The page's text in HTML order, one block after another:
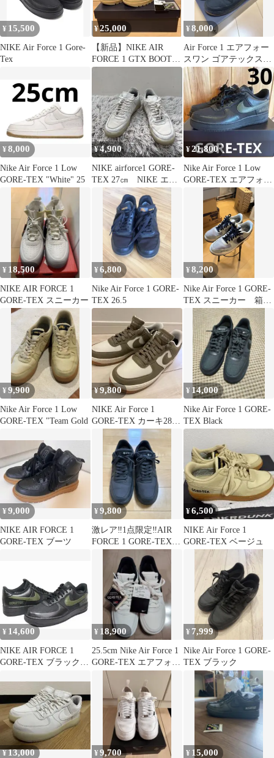
¥ 15,500
NIKE Air Force 1 Gore-
Tex
¥25,000
【新品】NIKE AIR
FORCE 1 GTX BOOT
CT2815 200
¥8,000
Air Force 1 エアフォー
スワン ゴアテックス
27.5
¥8,000
Nike Air Force 1 Low
GORE-TEX "White" 25
¥4,900
NIKE airforce1 GORE-
TEX 27㎝ NIKE エア
フォース1
¥21,800
Nike Air Force 1 Low
GORE-TEX エアフォー
¥ 18,500
NIKE AIR FORCE 1
GORE-TEX スニーカー
¥6,800
Nike Air Force 1 GORE-
TEX 26.5
¥8,200
Nike Air Force 1 GORE-
TEX スニーカー 箱付
¥9,900
Nike Air Force 1 Low
GORE-TEX "Team Gold
¥ 9,800
NIKE Air Force 1
GORE-TEX カーキ28cm
最終値下げ‼️
¥ 14,000
Nike Air Force 1 GORE-
TEX Black
¥9,000
NIKE AIR FORCE 1
GORE-TEX ブーツ
¥9,800
激レア‼︎1点限定‼︎AIR
FORCE 1 GORE-TEX
¥6,500
NIKE Air Force 1
GORE-TEX ベージュ
¥ 14,600
NIKE AIR FORCE 1
GORE-TEX ブラック
¥ 18,900
25.5cm Nike Air Force 1
GORE-TEX エアフォー
¥ 7,999
Nike Air Force 1 GORE-
TEX ブラック
¥13,000 ¥9,700 ¥ 15,000